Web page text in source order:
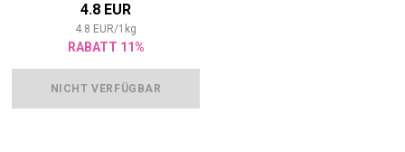
4.8 EUR
4.8 EUR/1 kg
RABATT 11%
NICHT VERFÜGBAR